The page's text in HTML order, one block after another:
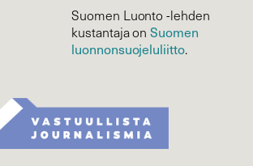
Suomen Luonto -lehden
kustantaja onSuomen
luonnonsuojelu­liitto.